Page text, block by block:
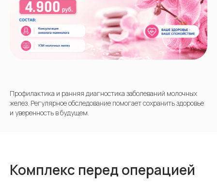
Профилактика и ранняя диагностика заболеваний молочных
желез. Регулярное обследование помогает сохранить здоровье
и уверенность в будущем.
Комплекс перед операцией